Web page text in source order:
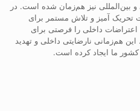
نیز هم‌زمان شده است. در
تحریک آمیز و تلاش مستمر برای
داخلی را فرصتی برای
هم‌زمانی نارضایتی داخلی و تهدید
ما ایجاد کرده است.